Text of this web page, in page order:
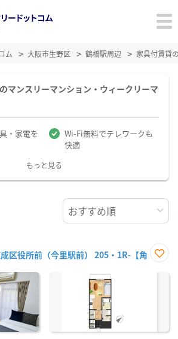
ム 大阪市生野区 鶴橋駅周辺 家具付賃貸
マンスリーマンション・ウィークリーマ
・家電を
Wi-Fi無料でテレワークも
快適
もっと見る
区役所前（今里駅前） 205・1R-【角
に入